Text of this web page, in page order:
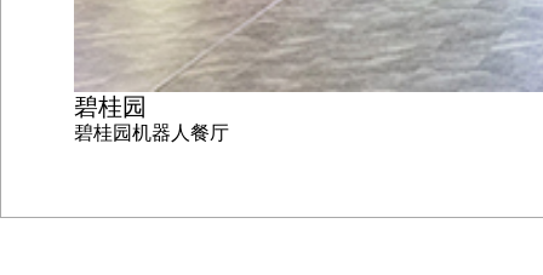
碧桂园
碧桂园机器人餐厅